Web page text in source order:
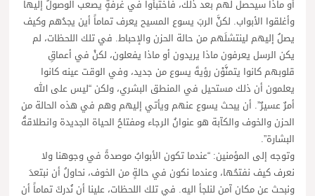
أو ماذا سيحصل لهم بعد ذلك، فاختبأوا في غرفةٍ يصعب الوصولُ إليها
وأغلقوا الأبواب. لكنَّ الربَ يسوع المسيح يعرف تماماً أين يجدُهم وكيف
يصلُ إليهم لينتشلَهم من حالة الحزن والإحباط. في تلك اللحظات، لم
يكن الرسل يعرفون ماذا يريدون أو ماذا يفعلون، لكنْ في أعماقِ
قلوبهم كانوا يتمنَّوْن رؤيةَ يسوع من جديد، وفي الوقت عينه كانوا
يعلمون أن ذلك مستحيل في المنطق البشري، ولكن “ليس على الله
أمرٌ عسيرٌ”. أن يبحث يسوع عنهم ويأتي إليهم وهم في هذه الحالة من
الحزن والخوف والكآبة هو عنوانُ الرجاء ومفتاحُ الحياة الجديدة وانطلاقةُ
البشارة”.
وتوجه إلى المؤمنين: “عندما تكون الأبوابُ موصدةً في وجوهنا ولا
نعرف كيف نفتحُها، وعندما نكون في حالةٍ من الخوف، نحاولُ أن نبتعدَ
ونبحث عن مكانٍ آمن لنلجأ اليه. في تلك اللحظات، علينا أن نُدركَ تماماً أن